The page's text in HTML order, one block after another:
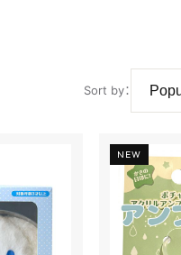
Sort by：
NEW